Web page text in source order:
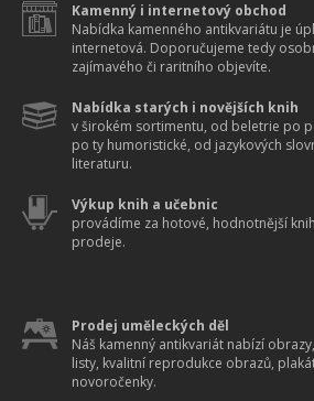
Kamenný i internetový obchod
Nabídka kamenného antikvariátu je
internetová. Doporučujeme tedy
zajímavého či raritního objevíte.
Nabídka starých i novějších knih
v širokém sortimentu, od beletrie po
po ty humoristické, od jazykových
literaturu.
Výkup knih a učebnic
provádíme za hotové, hodnotnější
prodeje.
Prodej uměleckých děl
Náš kamenný antikvariát nabízí
listy, kvalitní reprodukce obrazů,
novoročenky.